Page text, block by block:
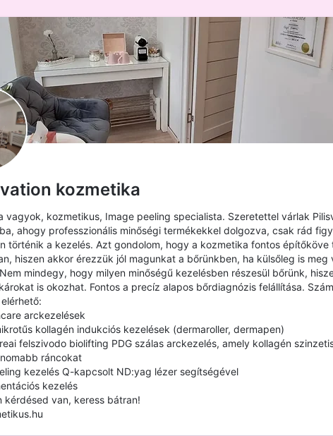
kozmetika
vagyok, kozmetikus, Image peeling specialista. Szeretettel várlak
ahogy professzionális minőségi termékekkel dolgozva, csak rád
történik a kezelés. Azt gondolom, hogy a kozmetika fontos építőköve
hiszen akkor érezzük jól magunkat a bőrünkben, ha külsőleg is
mindegy, hogy milyen minőségű kezelésben részesül bőrünk,
is okozhat. Fontos a precíz alapos bőrdiagnózis felállítása.
arckezelések
kollagén indukciós kezelések (dermaroller, dermapen)
felszivodo biolifting PDG szálas arckezelés, amely kollagén
ráncokat
kezelés Q-kapcsolt ND:yag lézer segítségével
kezelés
kérdésed van, keress bátran!